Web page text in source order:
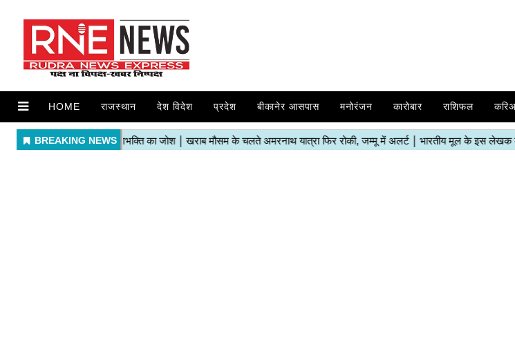
HOME राजस्थान देश विदेश प्रदेश बीकानेर आसपास मनोरंजन कारोबार राशिफल